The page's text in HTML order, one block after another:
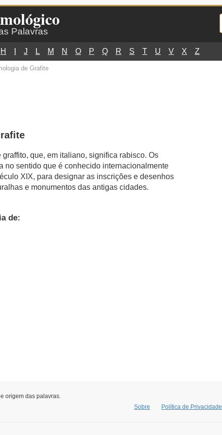
Palavras
H J L M N O P Q R S T U V X Z
de Grafite
que, em italiano, significa rabisco. Os
no sentido que é conhecido internacionalmente
XIX, para designar as inscrições e desenhos
e monumentos das antigas cidades.
de:
Sobre Política de Privacidade
origem das palavras.